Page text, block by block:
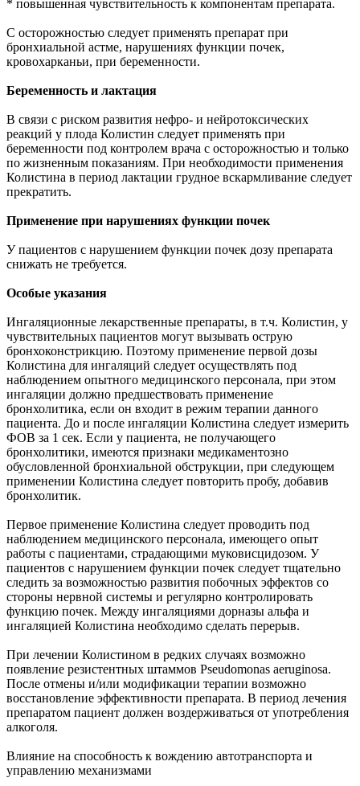
* повышенная чувствительность к компонентам препарата.
С осторожностью следует применять препарат при
бронхиальной астме, нарушениях функции почек,
кровохарканьи, при беременности.
Беременность и лактация
В связи с риском развития нефро- и нейротоксических
реакций у плода Колистин следует применять при
беременности под контролем врача с осторожностью и только
по жизненным показаниям. При необходимости применения
Колистина в период лактации грудное вскармливание следует
прекратить.
Применение при нарушениях функции почек
У пациентов с нарушением функции почек дозу препарата
снижать не требуется.
Особые указания
Ингаляционные лекарственные препараты, в т.ч. Колистин, у
чувствительных пациентов могут вызывать острую
бронхоконстрикцию. Поэтому применение первой дозы
Колистина для ингаляций следует осуществлять под
наблюдением опытного медицинского персонала, при этом
ингаляции должно предшествовать применение
бронхолитика, если он входит в режим терапии данного
пациента. До и после ингаляции Колистина следует измерить
ФОВ за 1 сек. Если у пациента, не получающего
бронхолитики, имеются признаки медикаментозно
обусловленной бронхиальной обструкции, при следующем
применении Колистина следует повторить пробу, добавив
бронхолитик.
Первое применение Колистина следует проводить под
наблюдением медицинского персонала, имеющего опыт
работы с пациентами, страдающими муковисцидозом. У
пациентов с нарушением функции почек следует тщательно
следить за возможностью развития побочных эффектов со
стороны нервной системы и регулярно контролировать
функцию почек. Между ингаляциями дорназы альфа и
ингаляцией Колистина необходимо сделать перерыв.
При лечении Колистином в редких случаях возможно
появление резистентных штаммов Pseudomonas aeruginosa.
После отмены и/или модификации терапии возможно
восстановление эффективности препарата. В период лечения
препаратом пациент должен воздерживаться от употребления
алкоголя.
Влияние на способность к вождению автотранспорта и
управлению механизмами